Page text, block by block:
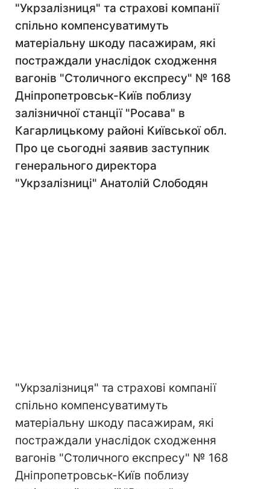
"Укрзалізниця" та страхові компанії
спільно компенсуватимуть
матеріальну шкоду пасажирам, які
постраждали унаслідок сходження
вагонів "Столичного експресу" № 168
Дніпропетровськ-Київ поблизу
залізничної станції "Росава" в
Кагарлицькому районі Київської обл.
Про це сьогодні заявив заступник
генерального директора
"Укрзалізниці" Анатолій Слободян
"Укрзалізниця" та страхові компанії
спільно компенсуватимуть
матеріальну шкоду пасажирам, які
постраждали унаслідок сходження
вагонів "Столичного експресу" № 168
Дніпропетровськ-Київ поблизу